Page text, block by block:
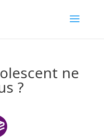
ne
?